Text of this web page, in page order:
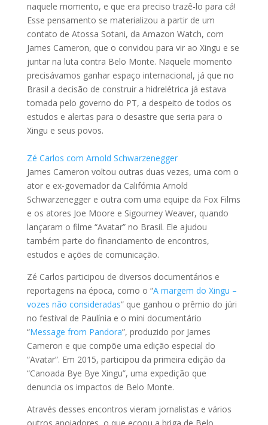
naquele momento, e que era preciso trazê-lo para cá!
Esse pensamento se materializou a partir de um
contato de Atossa Sotani, da Amazon Watch, com
James Cameron, que o convidou para vir ao Xingu e se
juntar na luta contra Belo Monte. Naquele momento
precisávamos ganhar espaço internacional, já que no
Brasil a decisão de construir a hidrelétrica já estava
tomada pelo governo do PT, a despeito de todos os
estudos e alertas para o desastre que seria para o
Xingu e seus povos.
Zé Carlos com Arnold Schwarzenegger
James Cameron voltou outras duas vezes, uma com o
ator e ex-governador da Califórnia Arnold
Schwarzenegger e outra com uma equipe da Fox Films
e os atores Joe Moore e Sigourney Weaver, quando
lançaram o filme “Avatar” no Brasil. Ele ajudou
também parte do financiamento de encontros,
estudos e ações de comunicação.
Zé Carlos participou de diversos documentários e
reportagens na época, como o “A margem do Xingu –
vozes não consideradas” que ganhou o prêmio do júri
no festival de Paulínia e o mini documentário
“Message from Pandora”, produzido por James
Cameron e que compõe uma edição especial do
“Avatar”. Em 2015, participou da primeira edição da
“Canoada Bye Bye Xingu”, uma expedição que
denuncia os impactos de Belo Monte.
Através desses encontros vieram jornalistas e vários